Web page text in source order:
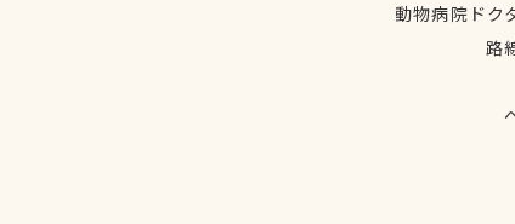
動物病院ドク
路